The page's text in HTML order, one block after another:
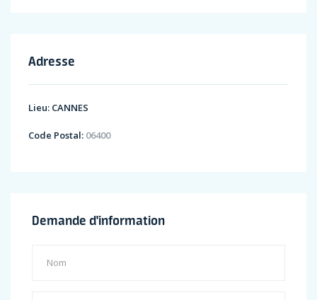
Adresse
Lieu: CANNES
Code Postal: 06400
Demande d'information